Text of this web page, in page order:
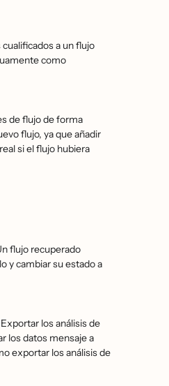
a un flujo
como
de flujo de forma
flujo, ya que añadir
si el flujo hubiera
flujo recuperado
y cambiar su estado a
los análisis de
los datos mensaje a
exportar los análisis de